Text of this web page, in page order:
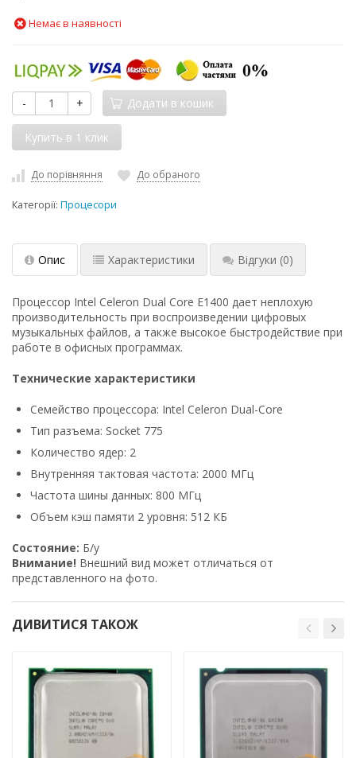
Немає в наявності
- + Додати в кошик
До порівняння До обраного
Категорії: Процесори
Опис Характеристики Відгуки (0)
Процессор Intel Celeron Dual Core E1400 дает неплохую
производительность при воспроизведении цифровых
музыкальных файлов, а также высокое быстродействие при
работе в офисных программах.
Технические характеристики
Семейство процессора: Intel Celeron Dual-Core
Тип разъема: Socket 775
Количество ядер: 2
Внутренняя тактовая частота: 2000 МГц
Частота шины данных: 800 МГц
Объем кэш памяти 2 уровня: 512 КБ
Состояние: Б/у
Внимание! Внешний вид может отличаться от
представленного на фото.
ДИВИТИСЯ ТАКОЖ